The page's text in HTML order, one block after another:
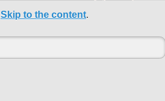
Skip to the content.